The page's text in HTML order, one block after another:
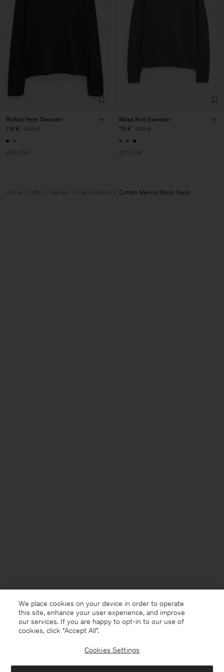
Rolled Hem Sweater
116 € 290 €
60% Off
Moss Knit Sweater
76 € 190 €
60% Off
Home Offer Herren Alle ansehen Cotton Merino Mock Neck
France Deutsch
We place cookies on your device in order to operate
this site, enhance your user experience, and improve
our services. If you are happy to opt-in to our use of
cookies, click "Accept All”.
Cookies Settings